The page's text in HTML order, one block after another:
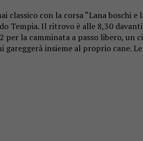
con la corsa “Lana boschi
Tempia. Il ritrovo è alle 8,30
la camminata a passo libero, un
insieme al proprio cane.